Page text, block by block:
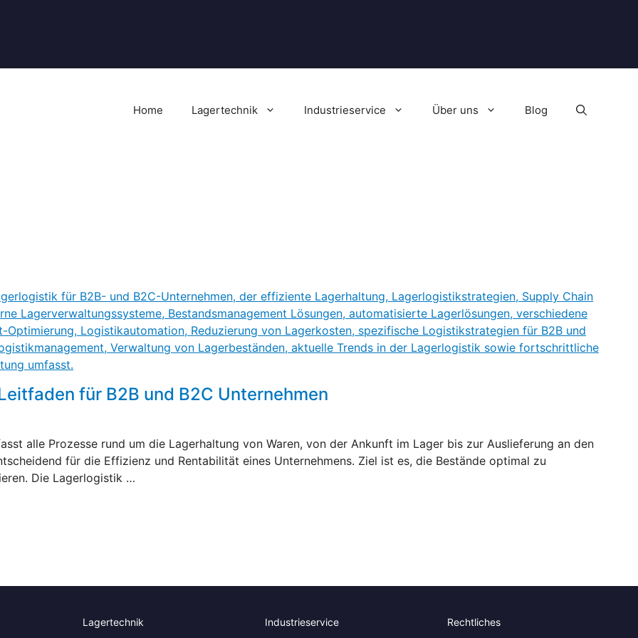
Home Lagertechnik Industrieservice Über uns Blog
für B2B und B2C Unternehmen
alle Prozesse rund um die Lagerhaltung von Waren, von der Ankunft im Lager bis zur Auslieferung an den
für die Effizienz und Rentabilität eines Unternehmens. Ziel ist es, die Bestände optimal zu
Die Lagerlogistik …
Lagertechnik Industrieservice Rechtliches